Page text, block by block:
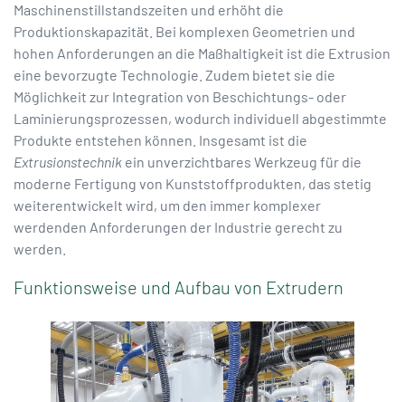
Maschinenstillstandszeiten und erhöht die
Produktionskapazität. Bei komplexen Geometrien und
hohen Anforderungen an die Maßhaltigkeit ist die Extrusion
eine bevorzugte Technologie. Zudem bietet sie die
Möglichkeit zur Integration von Beschichtungs- oder
Laminierungsprozessen, wodurch individuell abgestimmte
Produkte entstehen können. Insgesamt ist die
Extrusionstechnik ein unverzichtbares Werkzeug für die
moderne Fertigung von Kunststoffprodukten, das stetig
weiterentwickelt wird, um den immer komplexer
werdenden Anforderungen der Industrie gerecht zu
werden.
Funktionsweise und Aufbau von Extrudern